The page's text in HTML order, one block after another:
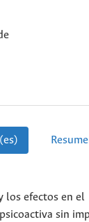
los efectos en el
sin